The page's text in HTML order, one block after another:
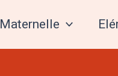
Maternelle